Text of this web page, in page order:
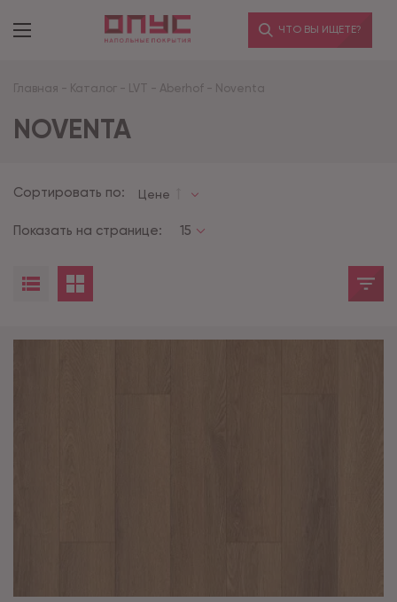
ЧТО ВЫ ИЩЕТЕ?
Главная - Каталог - LVT - Aberhof - Noventa
NOVENTA
Сортировать по: Цене
Показать на странице: 15